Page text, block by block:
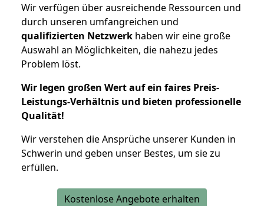
Wir verfügen über ausreichende Ressourcen und
durch unseren umfangreichen und
qualifizierten Netzwerk haben wir eine große
Auswahl an Möglichkeiten, die nahezu jedes
Problem löst.
Wir legen großen Wert auf ein faires Preis-
Leistungs-Verhältnis und bieten professionelle
Qualität!
Wir verstehen die Ansprüche unserer Kunden in
Schwerin und geben unser Bestes, um sie zu
erfüllen.
Kostenlose Angebote erhalten